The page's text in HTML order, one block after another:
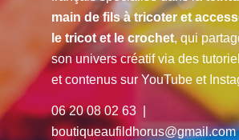
main de fils à tricoter et
le tricot et le crochet, qui
son univers créatif via des
et contenus sur YouTube et
06 20 08 02 63 |
boutiqueaufildhorus@gmail.com